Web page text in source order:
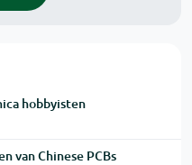
hobbyisten
van Chinese PCBs